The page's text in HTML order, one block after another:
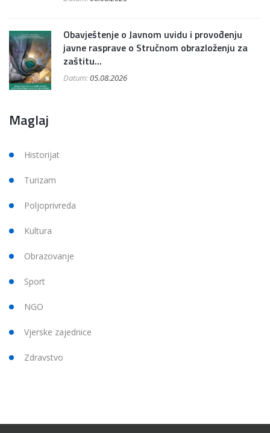
Obavještenje o Javnom uvidu i provođenju
javne rasprave o Stručnom obrazloženju za
zaštitu...
Datum:05.08.2026
Maglaj
Historijat
Turizam
Poljoprivreda
Kultura
Obrazovanje
Sport
NGO
Vjerske zajednice
Zdravstvo